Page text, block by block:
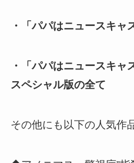
・「パパはニュースキャ
・「パパはニュースキャ
スペシャル版の全て
その他にも以下の人気作